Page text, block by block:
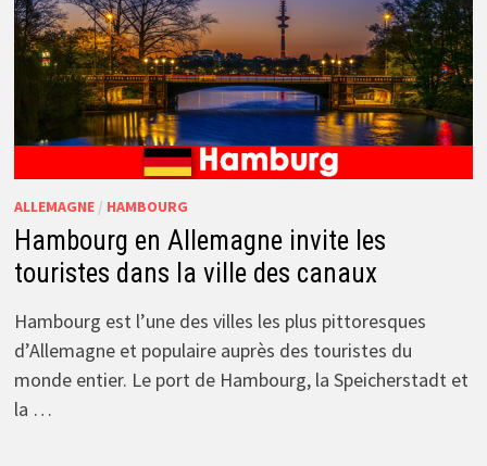
ALLEMAGNE/ HAMBOURG
Hambourg en Allemagne invite les
touristes dans la ville des canaux
Hambourg est l’une des villes les plus pittoresques
d’Allemagne et populaire auprès des touristes du
monde entier. Le port de Hambourg, la Speicherstadt et
la …